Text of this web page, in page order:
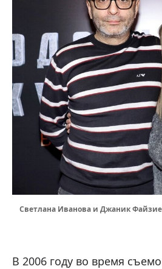
Светлана Иванова и Джаник
В 2006 году во время